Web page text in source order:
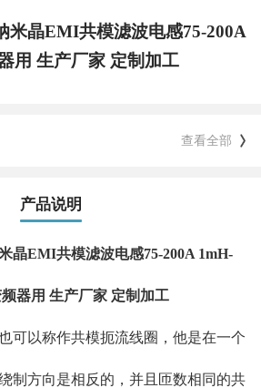
米晶EMI共模滤波电感75-200A
用 生产厂家 定制加工
查看全部
产品说明
晶EMI共模滤波电感75-200A 1mH-
频器用 生产厂家 定制加工
可以称作共模扼流线圈，他是在一个
制方向是相反的，并且匝数相同的共